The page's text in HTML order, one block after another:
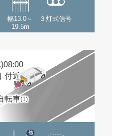
幅13.0～
19.5m
３灯式信号
付近
転車(1)
他